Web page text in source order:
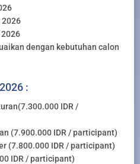
2026
2026
dengan kebutuhan calon
:
IDR /
(7.900.000 IDR / participant)
(7.800.000 IDR / participant)
IDR / participant)